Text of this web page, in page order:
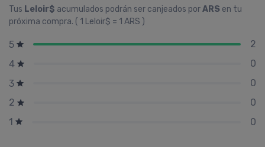
Tus Leloir$ acumulados podrán ser canjeados porARS en tu
próxima compra. ( 1 Leloir$ = 1 ARS )
5
2
4
0
3
0
2
0
1
0